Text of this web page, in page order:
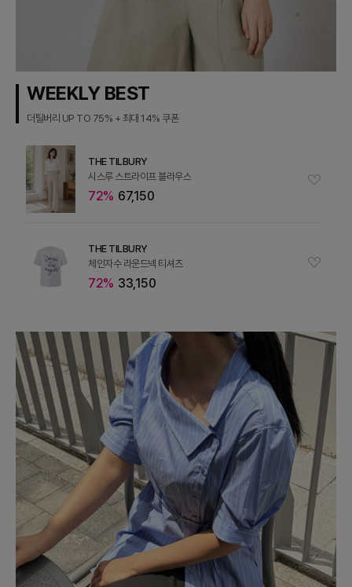
WEEKLY BEST
더틸버리 UP TO 75% + 최대 14% 쿠폰
THE TILBURY
시스루 스트라이프 블라우스
72% 67,150
THE TILBURY
체인자수 라운드넥 티셔츠
72% 33,150